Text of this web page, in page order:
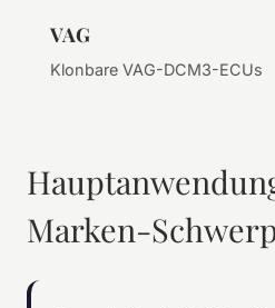
VAG
Klonbare VAG-DCM3-ECUs
Marken-